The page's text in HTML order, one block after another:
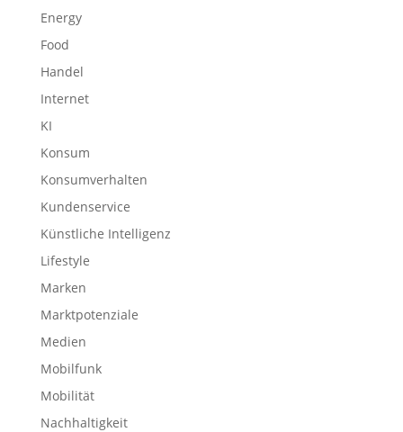
Energy
Food
Handel
Internet
KI
Konsum
Konsumverhalten
Kundenservice
Künstliche Intelligenz
Lifestyle
Marken
Marktpotenziale
Medien
Mobilfunk
Mobilität
Nachhaltigkeit